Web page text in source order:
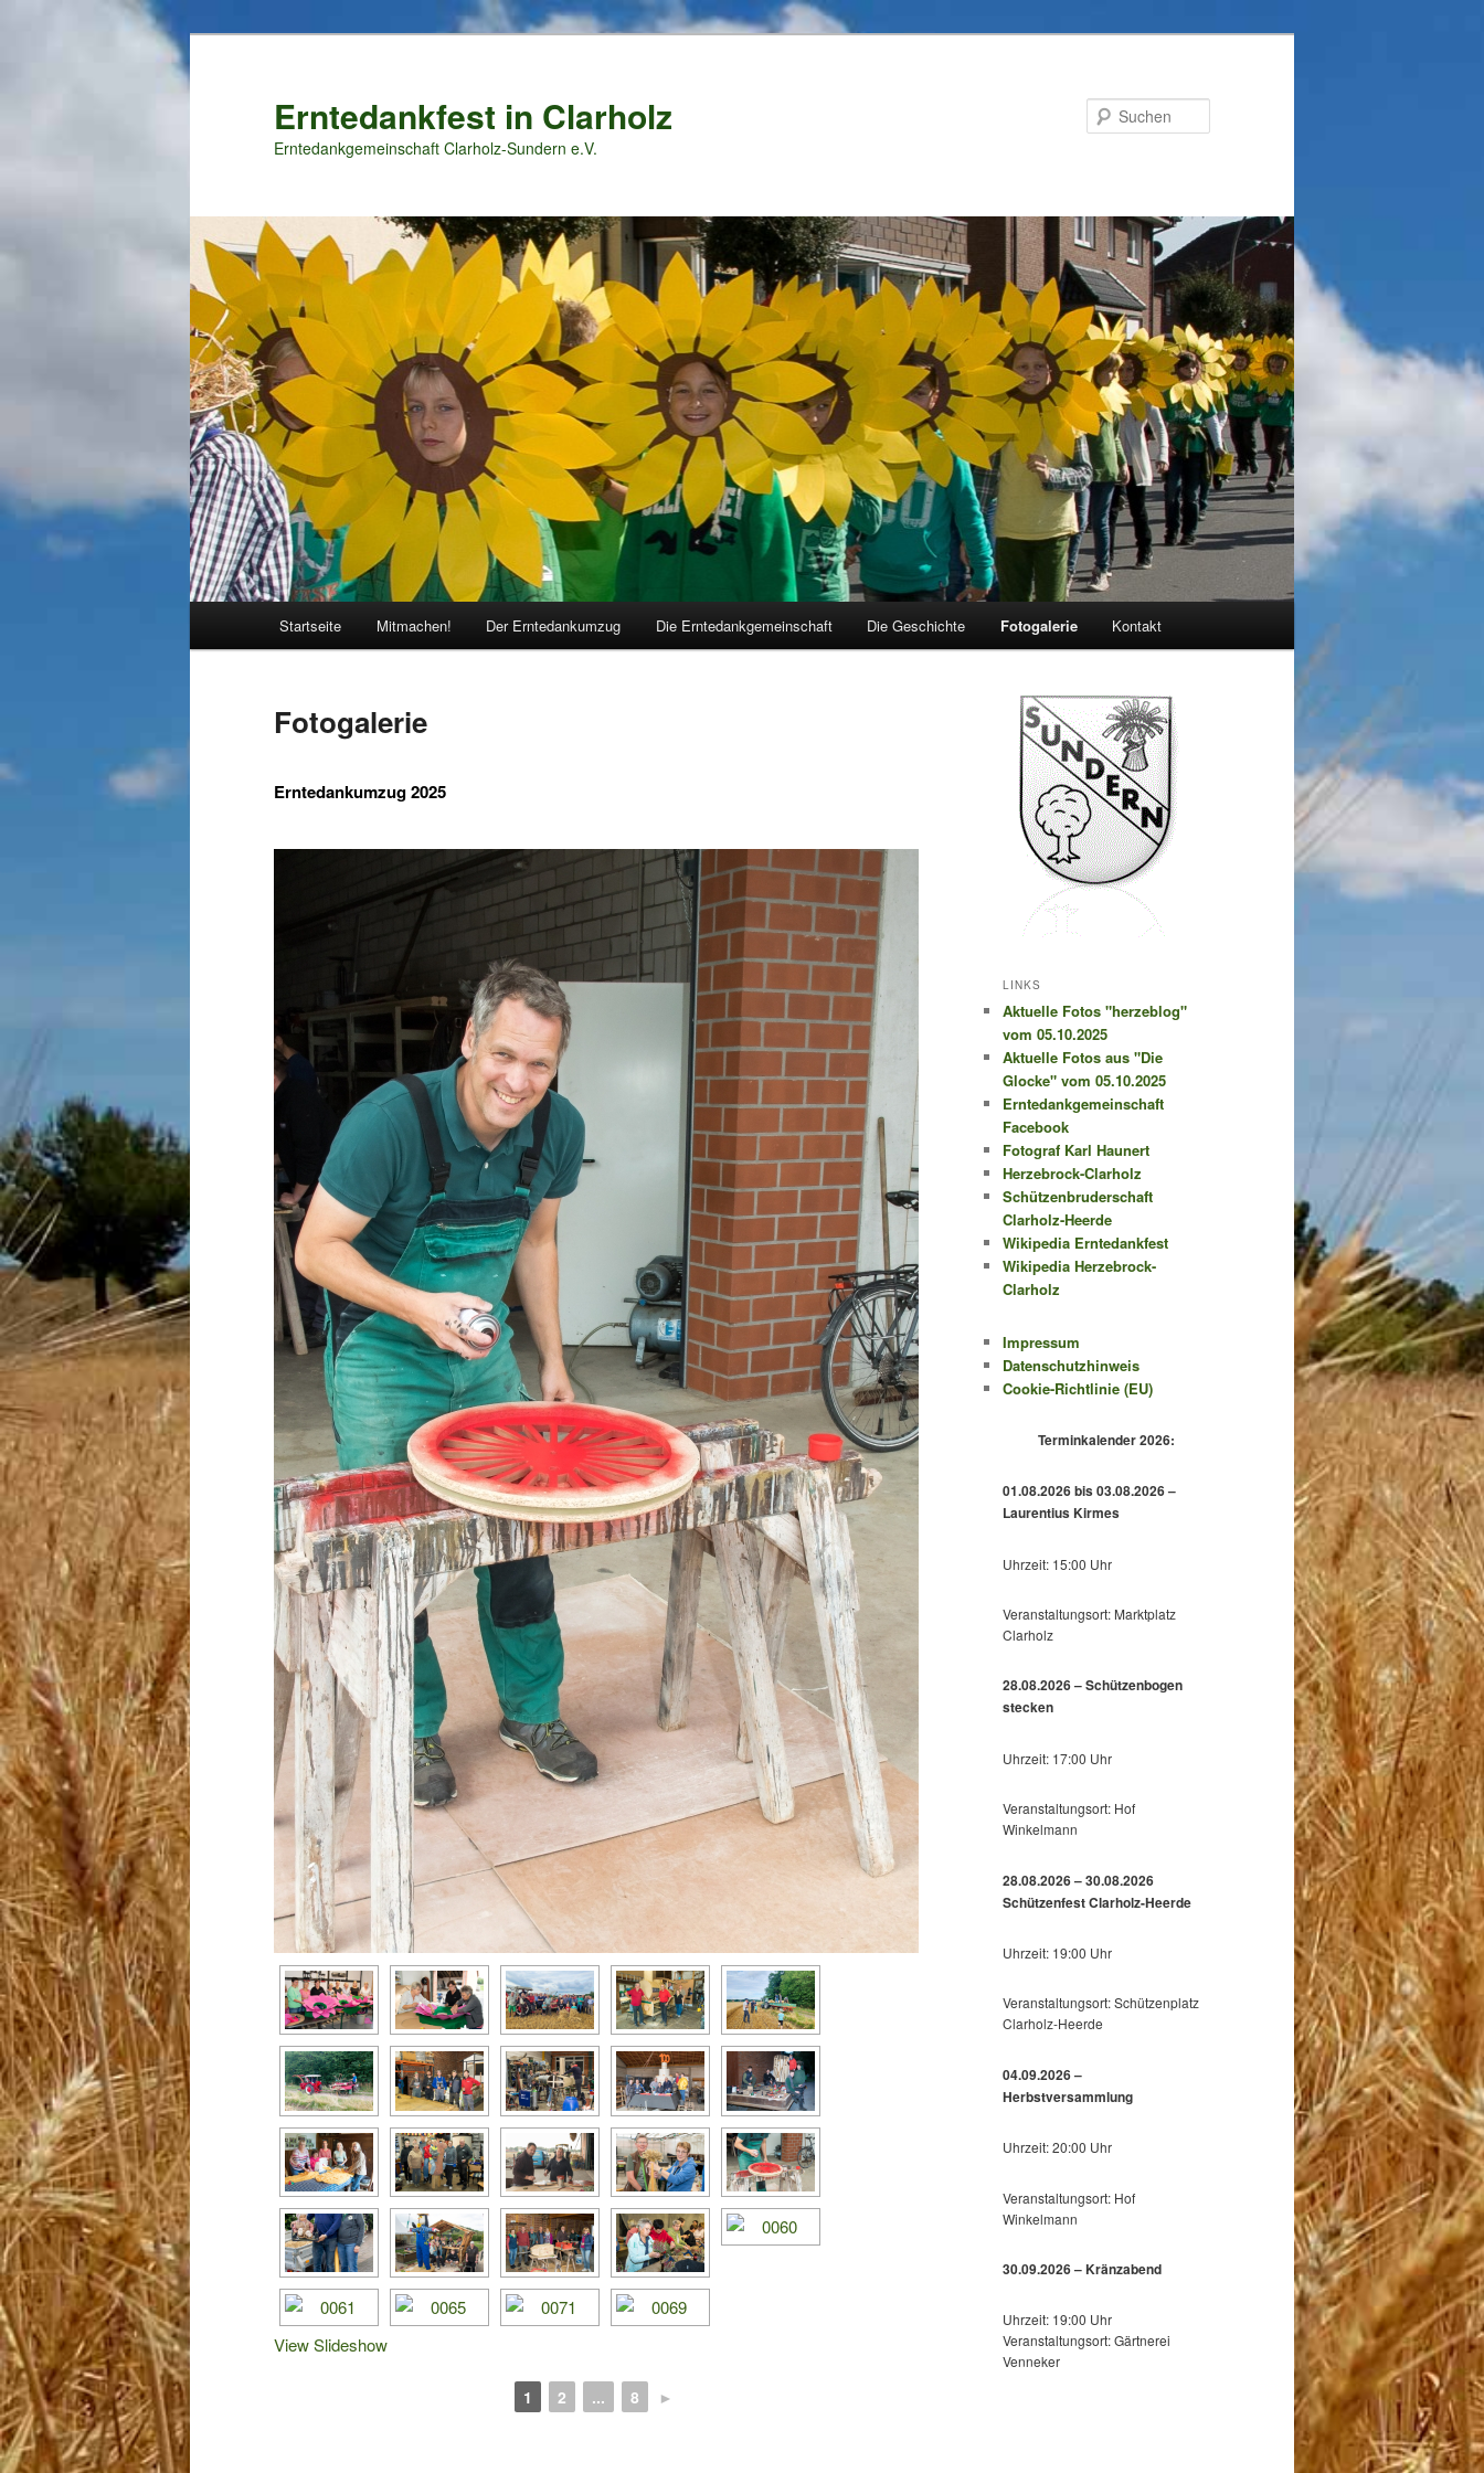
Erntedankfest in Clarholz
Erntedankgemeinschaft Clarholz-Sundern e.V.
Startseite Mitmachen! Der Erntedankumzug Die Erntedankgemeinschaft Die Geschichte Fotogalerie Kontakt
Fotogalerie
Erntedankumzug 2025
View Slideshow
1 2 ... 8 ►
LINKS
Aktuelle Fotos "herzeblog"
vom 05.10.2025
Aktuelle Fotos aus "Die
Glocke" vom 05.10.2025
Erntedankgemeinschaft
Facebook
Fotograf Karl Haunert
Herzebrock-Clarholz
Schützenbruderschaft
Clarholz-Heerde
Wikipedia Erntedankfest
Wikipedia Herzebrock-
Clarholz
Impressum
Datenschutzhinweis
Cookie-Richtlinie (EU)
Terminkalender 2026:
01.08.2026 bis 03.08.2026 –
Laurentius Kirmes
Uhrzeit: 15:00 Uhr
Veranstaltungsort: Marktplatz
Clarholz
28.08.2026 – Schützenbogen
stecken
Uhrzeit: 17:00 Uhr
Veranstaltungsort: Hof
Winkelmann
28.08.2026 – 30.08.2026
Schützenfest Clarholz-Heerde
Uhrzeit: 19:00 Uhr
Veranstaltungsort: Schützenplatz
Clarholz-Heerde
04.09.2026 –
Herbstversammlung
Uhrzeit: 20:00 Uhr
Veranstaltungsort: Hof
Winkelmann
30.09.2026 – Kränzabend
Uhrzeit: 19:00 Uhr
Veranstaltungsort: Gärtnerei
Venneker